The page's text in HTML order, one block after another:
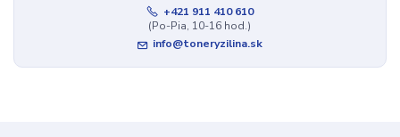
+421 911 410 610
(Po-Pia, 10-16 hod.)
info@toneryzilina.sk